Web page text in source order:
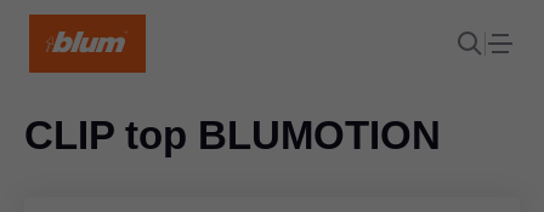
CLIP top BLUMOTION